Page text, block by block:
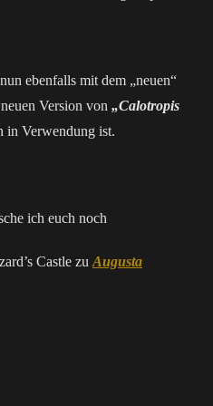
ebenfalls mit dem „neuen“
Version von „Calotropis
in Verwendung ist.
ich euch noch
Castle zu Augusta